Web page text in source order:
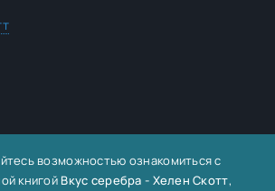
возможностью ознакомиться с
книгой Вкус серебра - Хелен Скотт,